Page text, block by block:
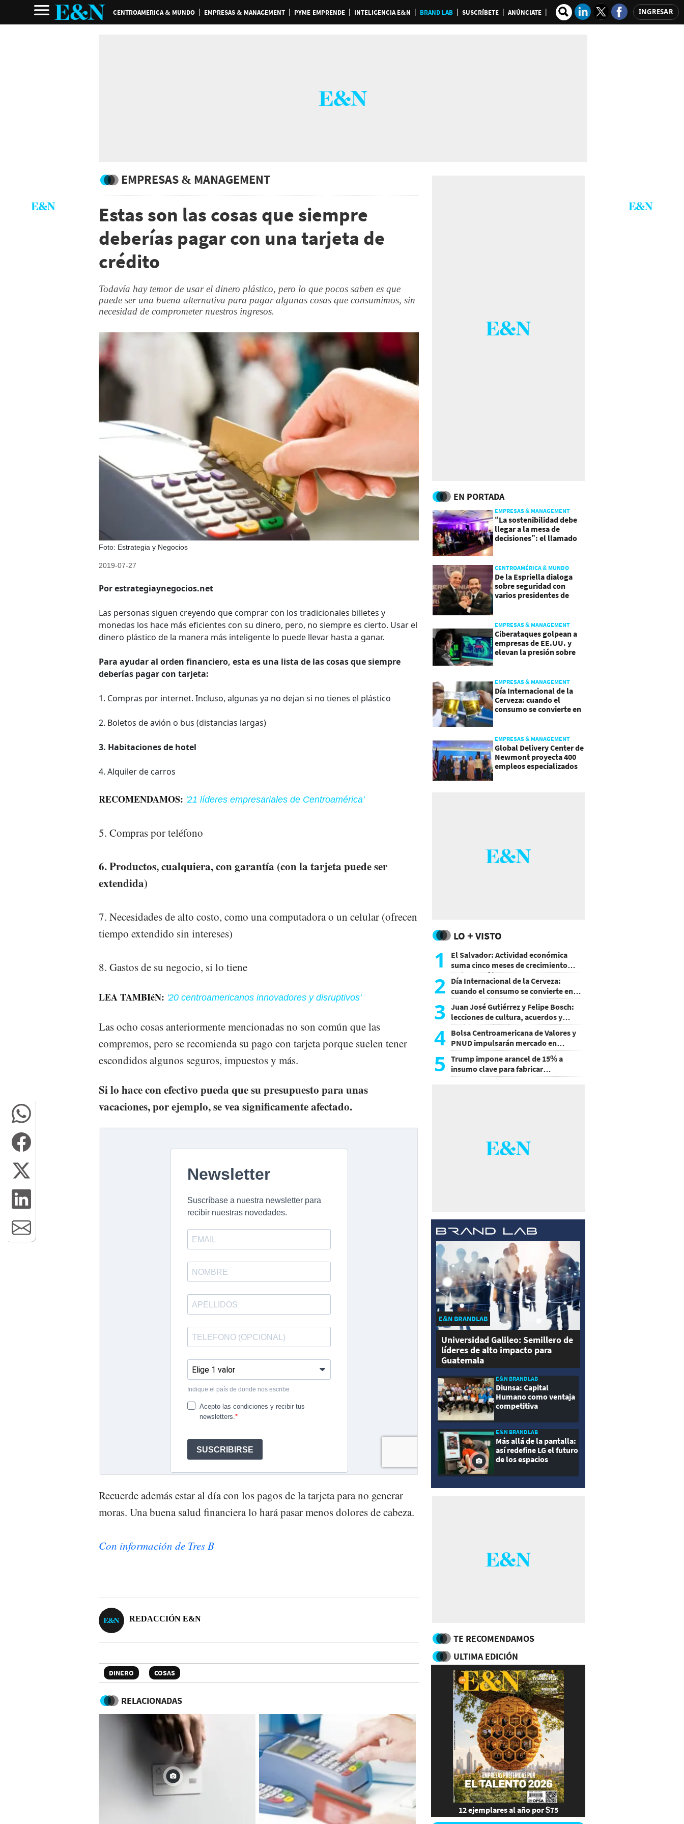
CENTROAMERICA & MUNDO EMPRESAS & MANAGEMENT PYME-EMPRENDE INTELIGENCIA E&N BRAND LAB SUSCRÍBETE ANÚNCIATE INGRESAR
EMPRESAS & MANAGEMENT
Estas son las cosas que siempre
deberías pagar con una tarjeta de
crédito
Todavía hay temor de usar el dinero plástico, pero lo que pocos saben es que
puede ser una buena alternativa para pagar algunas cosas que consumimos, sin
necesidad de comprometer nuestros ingresos.
Foto: Estrategia y Negocios
2019-07-27
Por estrategiaynegocios.net
Las personas siguen creyendo que comprar con los tradicionales billetes y
monedas los hace más eficientes con su dinero, pero, no siempre es cierto. Usar el
dinero plástico de la manera más inteligente lo puede llevar hasta a ganar.
Para ayudar al orden financiero, esta es una lista de las cosas que siempre
deberías pagar con tarjeta:
1. Compras por internet. Incluso, algunas ya no dejan si no tienes el plástico
2. Boletos de avión o bus (distancias largas)
3. Habitaciones de hotel
4. Alquiler de carros
RECOMENDAMOS: '21 líderes empresariales de Centroamérica'
5. Compras por teléfono
6. Productos, cualquiera, con garantía (con la tarjeta puede ser
extendida)
7. Necesidades de alto costo, como una computadora o un celular (ofrecen
tiempo extendido sin intereses)
8. Gastos de su negocio, si lo tiene
LEA TAMBIéN: '20 centroamericanos innovadores y disruptivos'
Las ocho cosas anteriormente mencionadas no son común que las
compremos, pero se recomienda su pago con tarjeta porque suelen tener
escondidos algunos seguros, impuestos y más.
Si lo hace con efectivo pueda que su presupuesto para unas
vacaciones, por ejemplo, se vea significamente afectado.
Recuerde además estar al día con los pagos de la tarjeta para no generar
moras. Una buena salud financiera lo hará pasar menos dolores de cabeza.
Con información de Tres B
REDACCIÓN E&N
DINERO COSAS
RELACIONADAS
EN PORTADA
EMPRESAS & MANAGEMENT
“La sostenibilidad debe
llegar a la mesa de
decisiones”: el llamado
CENTROAMÉRICA & MUNDO
De la Espriella dialoga
sobre seguridad con
varios presidentes de
EMPRESAS & MANAGEMENT
Ciberataques golpean a
empresas de EE.UU. y
elevan la presión sobre
EMPRESAS & MANAGEMENT
Día Internacional de la
Cerveza: cuando el
consumo se convierte en
EMPRESAS & MANAGEMENT
Global Delivery Center de
Newmont proyecta 400
empleos especializados
LO + VISTO
1
El Salvador: Actividad económica
suma cinco meses de crecimiento
arriba de 4%
2 Día Internacional de la Cerveza:
cuando el consumo se convierte en
experiencia
3 Juan José Gutiérrez y Felipe Bosch:
lecciones de cultura, acuerdos y
decisiones sin miedo
4 Bolsa Centroamericana de Valores y
PNUD impulsarán mercado en
Honduras
5
Trump impone arancel de 15% a
insumo clave para fabricar
semiconductores y paneles
E&N BRANDLAB
Universidad Galileo: Semillero de
líderes de alto impacto para
Guatemala
E&N BRANDLAB
Diunsa: Capital
Humano como ventaja
competitiva
E&N BRANDLAB
Más allá de la pantalla:
así redefine LG el futuro
de los espacios
TE RECOMENDAMOS
ULTIMA EDICIÓN
12 ejemplares al año por $75